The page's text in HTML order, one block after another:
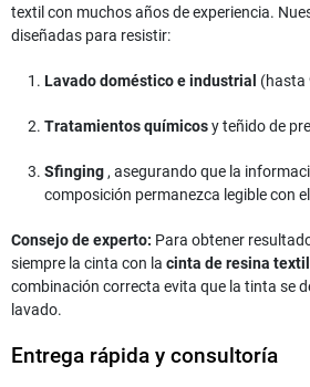
textil con muchos años de experiencia.
diseñadas para resistir:
Lavado doméstico e industrial (hasta
Tratamientos químicosy teñido de
Sfinging, asegurando que la
composición permanezca legible con
Consejo de experto: Para obtener
siempre la cinta con la cinta de resina textil
combinación correcta evita que la tinta se
lavado.
Entrega rápida y consultoría